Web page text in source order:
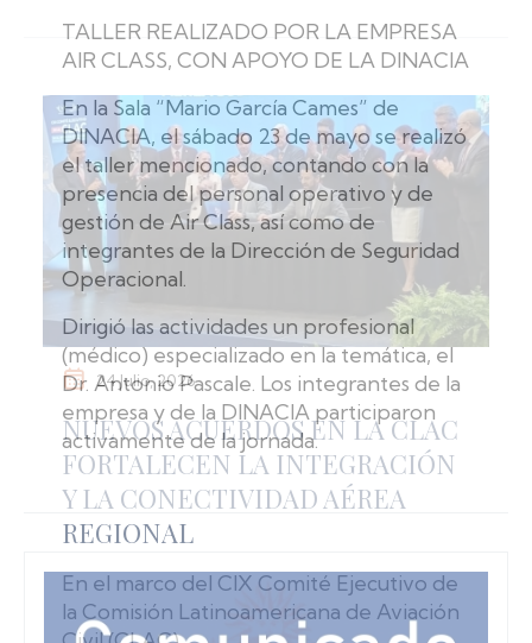
TALLER REALIZADO POR LA EMPRESA
AIR CLASS, CON APOYO DE LA DINACIA
En la Sala “Mario García Cames” de
DINACIA, el sábado 23 de mayo se realizó
el taller mencionado, contando con la
presencia del personal operativo y de
gestión de Air Class, así como de
integrantes de la Dirección de Seguridad
Operacional.
Dirigió las actividades un profesional
(médico) especializado en la temática, el
Dr. Antonio Pascale. Los integrantes de la
empresa y de la DINACIA participaron
activamente de la jornada.